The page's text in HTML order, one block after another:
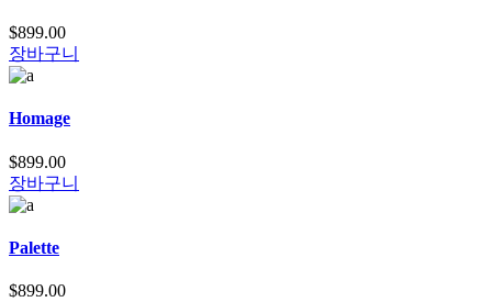
$899.00
장바구니
Homage
$899.00
장바구니
Palette
$899.00